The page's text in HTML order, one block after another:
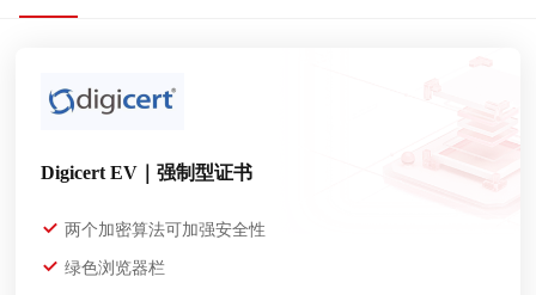
Digicert EV｜强制型证书
两个加密算法可加强安全性
绿色浏览器栏